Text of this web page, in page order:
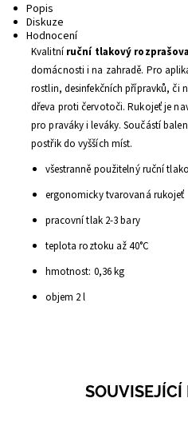
Popis
Diskuze
Hodnocení
Kvalitníruční tlakový
domácnosti i na zahradě. Pro
rostlin, desinfekčních přípravků, či
dřeva proti červotoči. Rukojeť je
pro praváky i leváky. Součástí
postřik do vyšších míst.
všestranně použitelný ruční
ergonomicky tvarovaná rukojeť
pracovní tlak 2-3 bary
teplota roztoku až 40°C
hmotnost: 0,36 kg
objem 2 l
SOUVISEJÍCÍ